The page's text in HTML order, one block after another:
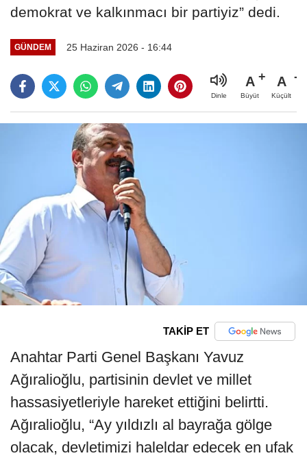
demokrat ve kalkınmacı bir partiyiz” dedi.
GÜNDEM 25 Haziran 2026 - 16:44
Dinle
A
Büyüt
A
Küçült
TAKİP ET
Anahtar Parti Genel Başkanı Yavuz
Ağıralioğlu, partisinin devlet ve millet
hassasiyetleriyle hareket ettiğini belirtti.
Ağıralioğlu, “Ay yıldızlı al bayrağa gölge
olacak, devletimizi haleldar edecek en ufak